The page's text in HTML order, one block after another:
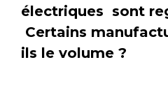
électriques sont
Certains
ils le volume ?